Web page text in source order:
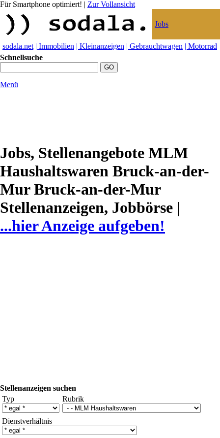
Für Smartphone optimiert! | Zur Vollansicht
Jobs
sodala.net | Immobilien | Kleinanzeigen | Gebrauchtwagen | Motorrad
Schnellsuche
Menü
Jobs, Stellenangebote MLM
Haushaltswaren Bruck-an-der-
Mur Bruck-an-der-Mur
Stellenanzeigen, Jobbörse |
...hier Anzeige aufgeben!
Stellenanzeigen suchen
Typ
Rubrik
Dienstverhältnis